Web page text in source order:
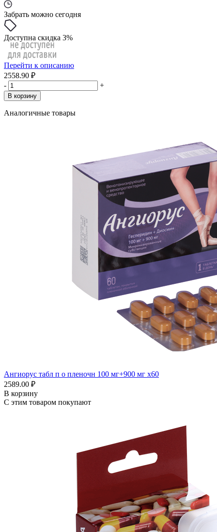
Забрать можно сегодня
Доступна скидка 3%
Перейти к описанию
2558.90 ₽
-
+
В корзину
Аналогичные товары
Ангиорус табл п о пленочн 100 мг+900 мг x60
2589.00 ₽
В корзину
С этим товаром покупают